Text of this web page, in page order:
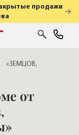
продажи
«ЗЕМЦОВ,
от